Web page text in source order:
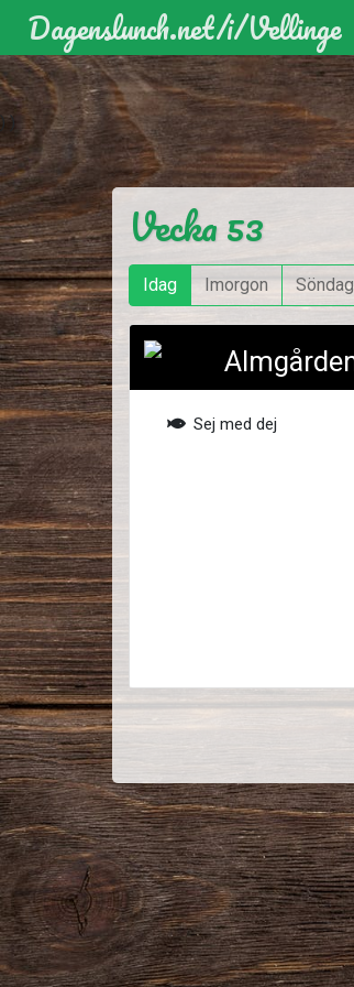
Dagenslunch.net/i/Vellinge
))
Vecka 53
Idag Imorgon Söndag
Sej med dej